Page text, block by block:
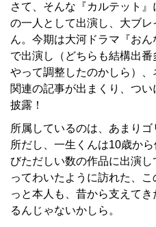
さて、そんな『カルテット
の一人として出演し、大ブレ
ん。今期は大河ドラマ『お
で出演し（どちらも結構出
やって調整したのかしら）
関連の記事が出まくり、つ
披露！
所属しているのは、あまり
所だし、一生くんは10歳か
びただしい数の作品に出演
ってわいたように訪れた、
っと本人も、昔から支えて
るんじゃないかしら。